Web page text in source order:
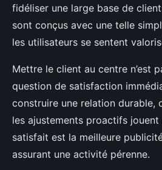
fidéliser une large base de
sont conçus avec une telle
les utilisateurs se sentent
Mettre le client au centre n’est
question de satisfaction
construire une relation durable,
les ajustements proactifs
satisfait est la meilleure
assurant une activité pérenne.